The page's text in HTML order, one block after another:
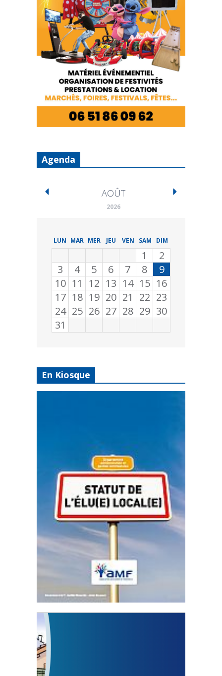
Agenda
AOÛT
2026
LUN MAR MER JEU VEN SAM DIM
1
2
3
4 5 6 7 8
9
10 11 12 13 14 15 16
17 18 19 20 21 22 23
24 25 26 27 28 29 30
31
En Kiosque
Statut de l’élu local
3 avril 2024
Mise à jour avril 2024
FEUILLETER